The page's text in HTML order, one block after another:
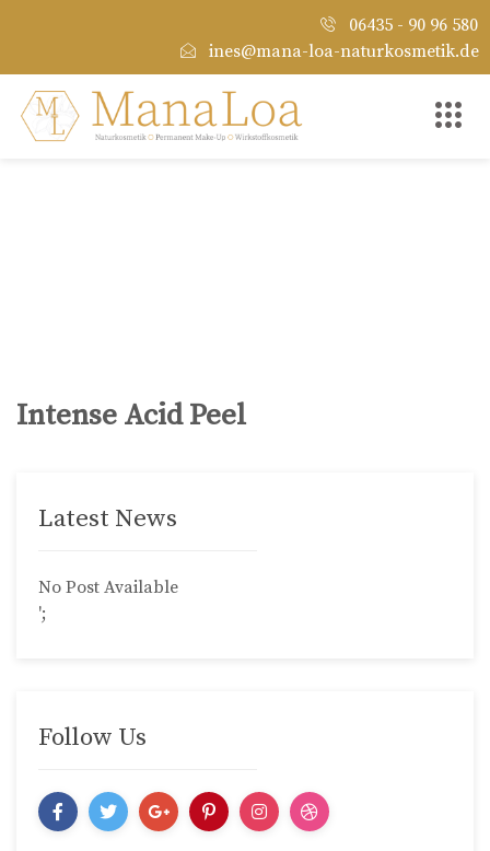
06435 - 90 96 580
ines@mana-loa-naturkosmetik.de
Intense Acid Peel
Latest News
No Post Available
';
Follow Us